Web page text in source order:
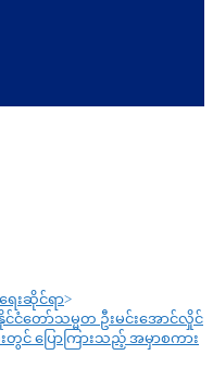
းဆိုင်ရာ>
င်ငံတော်သမ္မတ ဦးမင်းအောင်လှိုင်
င် ပြောကြားသည့် အမှာစကား